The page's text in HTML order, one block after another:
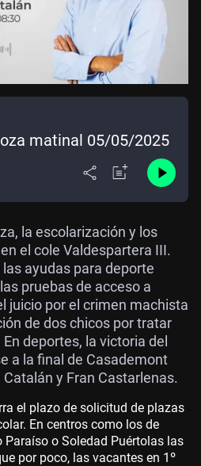
matinal 05/05/2025
la escolarización y los
el cole Valdespartera III.
ayudas para deporte
pruebas de acceso a
juicio por el crimen machista
de dos chicos por tratar
deportes, la victoria del
a la final de Casademont
y Fran Castarlenas.
el plazo de solicitud de plazas
En centros como los de
Paraíso o Soledad Puértolas las
por poco, las vacantes en 1º